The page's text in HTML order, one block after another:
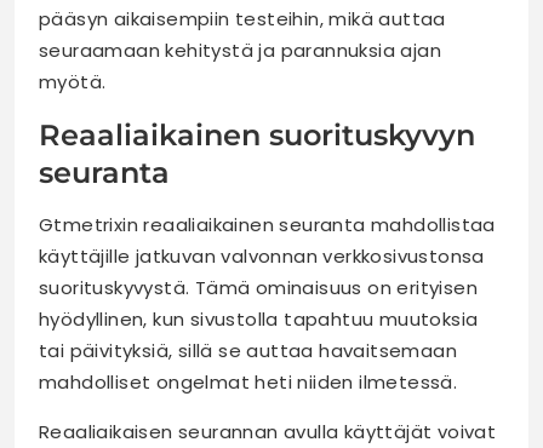
pääsyn aikaisempiin testeihin, mikä auttaa
seuraamaan kehitystä ja parannuksia ajan
myötä.
Reaaliaikainen suorituskyvyn
seuranta
Gtmetrixin reaaliaikainen seuranta mahdollistaa
käyttäjille jatkuvan valvonnan verkkosivustonsa
suorituskyvystä. Tämä ominaisuus on erityisen
hyödyllinen, kun sivustolla tapahtuu muutoksia
tai päivityksiä, sillä se auttaa havaitsemaan
mahdolliset ongelmat heti niiden ilmetessä.
Reaaliaikaisen seurannan avulla käyttäjät voivat